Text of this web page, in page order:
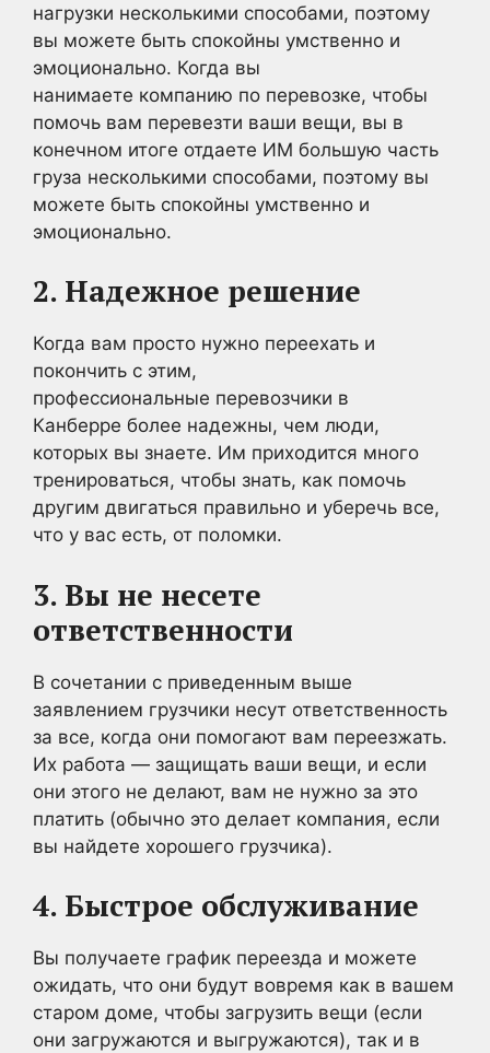
нагрузки несколькими способами, поэтому
вы можете быть спокойны умственно и
эмоционально. Когда вы
нанимаете компанию по перевозке, чтобы
помочь вам перевезти ваши вещи, вы в
конечном итоге отдаете ИМ большую часть
груза несколькими способами, поэтому вы
можете быть спокойны умственно и
эмоционально.
2. Надежное решение
Когда вам просто нужно переехать и
покончить с этим,
профессиональные перевозчики в
Канберре более надежны, чем люди,
которых вы знаете. Им приходится много
тренироваться, чтобы знать, как помочь
другим двигаться правильно и уберечь все,
что у вас есть, от поломки.
3. Вы не несете
ответственности
В сочетании с приведенным выше
заявлением грузчики несут ответственность
за все, когда они помогают вам переезжать.
Их работа — защищать ваши вещи, и если
они этого не делают, вам не нужно за это
платить (обычно это делает компания, если
вы найдете хорошего грузчика).
4. Быстрое обслуживание
Вы получаете график переезда и можете
ожидать, что они будут вовремя как в вашем
старом доме, чтобы загрузить вещи (если
они загружаются и выгружаются), так и в